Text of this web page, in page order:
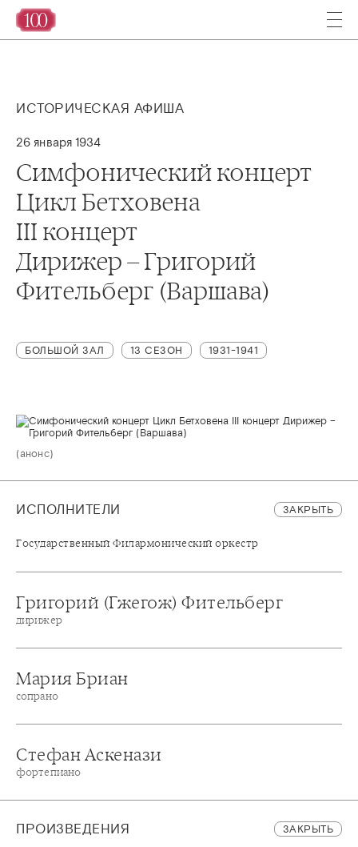
ИСТОРИЧЕСКАЯ АФИША
26 января 1934
Симфонический концерт
Цикл Бетховена
III концерт
Дирижер – Григорий
Фительберг (Варшава)
БОЛЬШОЙ ЗАЛ 13 СЕЗОН 1931-1941
(анонс)
ИСПОЛНИТЕЛИ ЗАКРЫТЬ
Государственный Филармонический оркестр
Григорий (Гжегож) Фительберг
дирижер
Мария Бриан
сопрано
Стефан Аскенази
фортепиано
ПРОИЗВЕДЕНИЯ ЗАКРЫТЬ